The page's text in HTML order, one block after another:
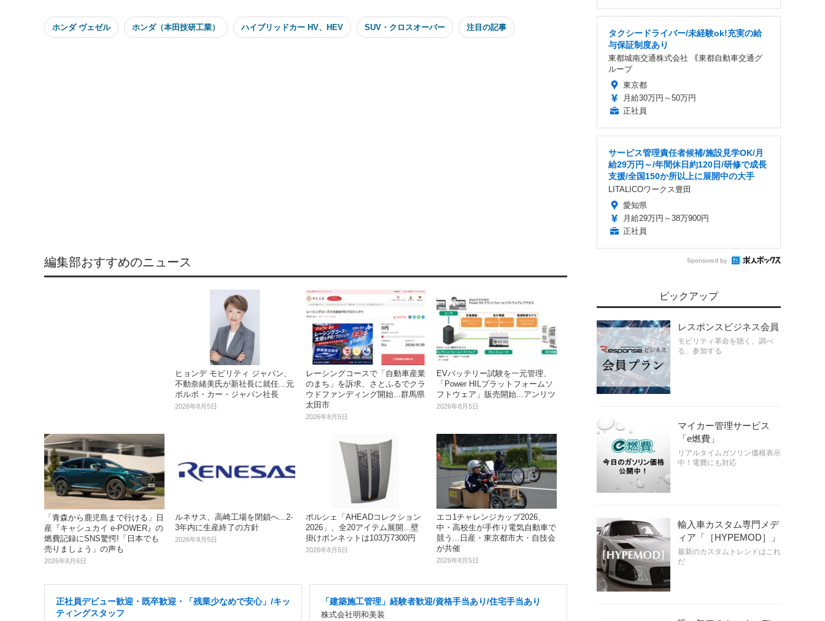
ホンダ ヴェゼル ホンダ（本田技研工業） ハイブリッドカー HV、HEV SUV・クロスオーバー 注目の記事
編集部おすすめのニュース
ヒョンデ モビリティ ジャパン、
不動奈緒美氏が新社長に就任...元
ボルボ・カー・ジャパン社長
2026年8月5日
レーシングコースで「自動車産業
のまち」を訴求、さとふるでクラ
ウドファンディング開始...群馬県
太田市
2026年8月5日
EVバッテリー試験を一元管理、
「Power HILプラットフォームソ
フトウェア」販売開始...アンリツ
2026年8月5日
「青森から鹿児島まで行ける」日
産『キャシュカイ e-POWER』の
燃費記録にSNS驚愕!「日本でも
売りましょう」の声も
2026年8月6日
ルネサス、高崎工場を閉鎖へ...2‐
3年内に生産終了の方針
2026年8月5日
ポルシェ「AHEADコレクション
2026」、全20アイテム展開...壁
掛けボンネットは103万7300円
2026年8月5日
エコ1チャレンジカップ2026、
中・高校生が手作り電気自動車で
競う...日産・東京都市大・自技会
が共催
2026年8月5日
正社員デビュー歓迎・既卒歓迎・「残業少なめで安心」/キッ
ティングスタッフ
「建築施工管理」経験者歓迎/資格手当あり/住宅手当あり
株式会社明和美装
タクシードライバー/未経験ok!充実の給
与保証制度あり
東都城南交通株式会社 ｟東都自動車交通グ
ループ
東京都
月給30万円～50万円
正社員
サービス管理責任者候補/施設見学OK/月
給29万円～/年間休日約120日/研修で成長
支援/全国150か所以上に展開中の大手
LITALICOワークス豊田
愛知県
月給29万円～38万900円
正社員
Sponsored by
ピックアップ
レスポンスビジネス会員
モビリティ革命を聴く、調べ
る、参加する
マイカー管理サービス
「e燃費」
リアルタイムガソリン価格表示
中！電費にも対応
輸入車カスタム専門メデ
ィア「［HYPEMOD］」
最新のカスタムトレンドはこれ
だ